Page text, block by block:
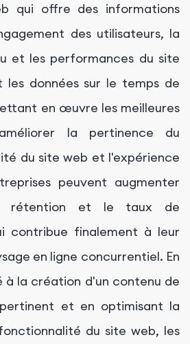
qui offre des informations
des utilisateurs, la
et les performances du site
les données sur le temps de
en œuvre les meilleures
la pertinence du
du site web et l'expérience
peuvent augmenter
rétention et le taux de
contribue finalement à leur
en ligne concurrentiel. En
à la création d'un contenu de
et en optimisant la
du site web, les